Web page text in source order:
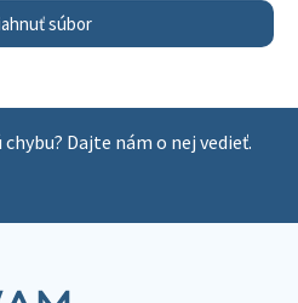
súbor
Dajte nám o nej vedieť.